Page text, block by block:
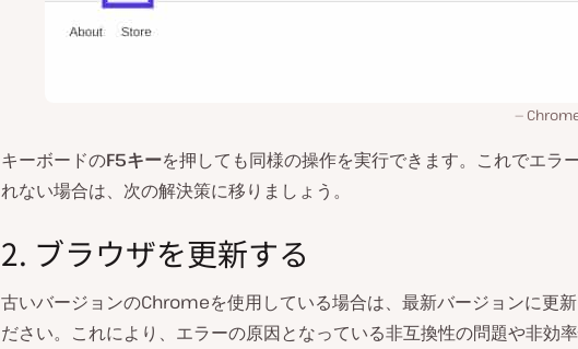
キーボードのF5キーを押しても同様の操作を実行できます。これでエラ
れない場合は、次の解決策に移りましょう。
2. ブラウザを更新する
古いバージョンのChromeを使用している場合は、最新バージョンに更
ださい。これにより、エラーの原因となっている非互換性の問題や非効